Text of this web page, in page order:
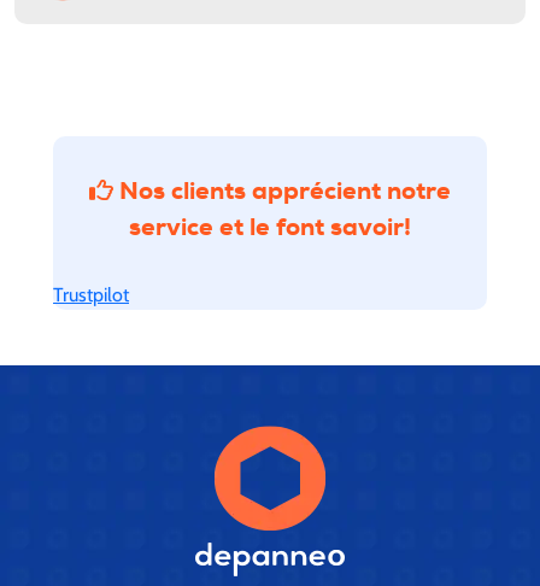
Nos clients apprécient notre
service et le font savoir!
Trustpilot